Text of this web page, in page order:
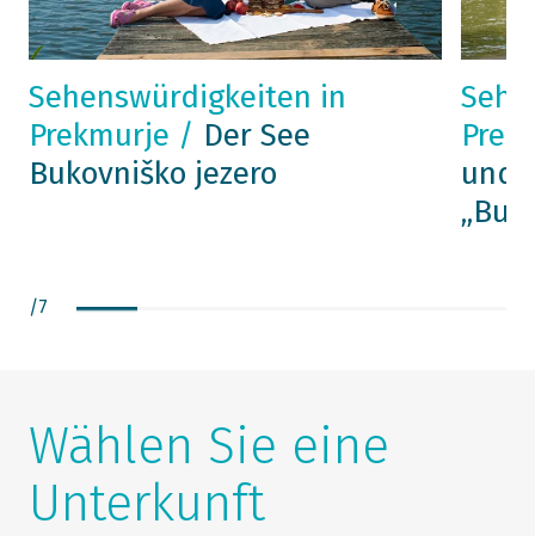
Sehenswürdigkeiten in
Prekmurje / Der See
Bukovniško jezero
und
/7
Wählen Sie eine
Unterkunft